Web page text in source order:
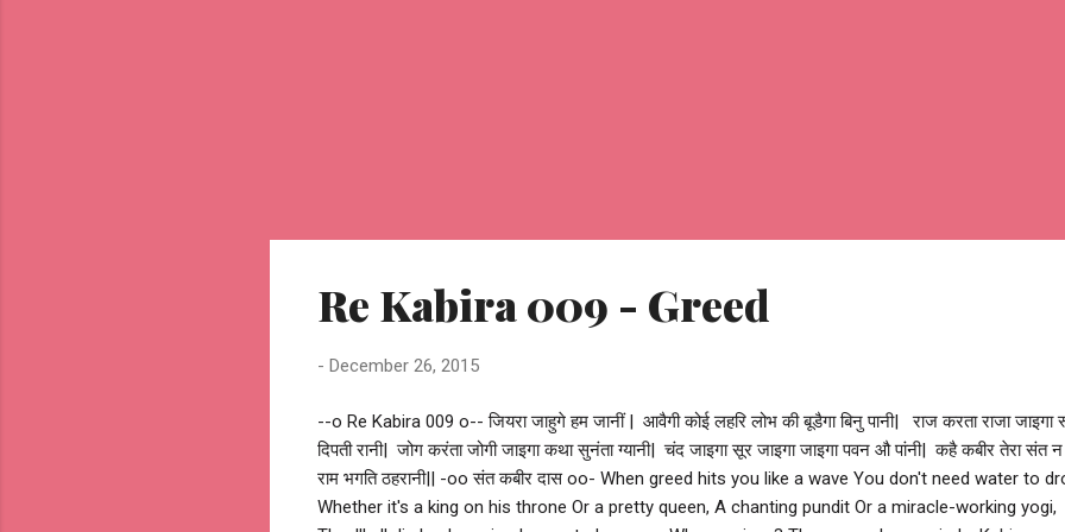
Re Kabira 009 - Greed
- December 26, 2015
--o Re Kabira 009 o-- जियरा जाहुगे हम जानीं | आवैगी कोई लहरि लोभ की बूडैगा बिनु पानी| राज करता राजा जाइगा
दिपती रानी| जोग करंता जोगी जाइगा कथा सुनंता ग्यानी| चंद जाइगा सूर जाइगा जाइगा पवन औ पांनी| कहै कबीर तेरा संत न
राम भगति ठहरानी|| -oo संत कबीर दास oo- When greed hits you like a wave You don't need water to
Whether it's a king on his throne Or a pretty queen, A chanting pundit Or a miracle-working yogi,